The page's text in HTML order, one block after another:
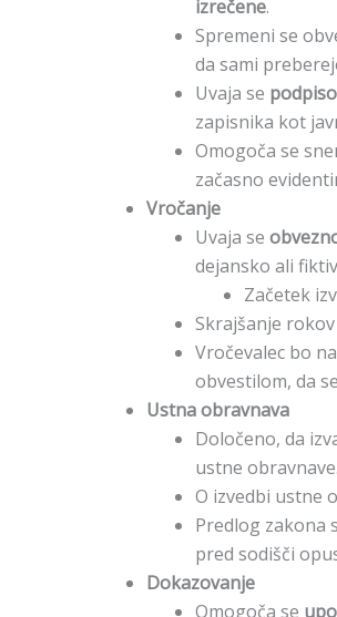
izrečene.
Spremeni se
da sami
Uvaja se
zapisnika kot
Omogoča se
začasno
Vročanje
Uvaja se
dejansko ali
Začetek
Skrajšanje
Vročevalec bo
obvestilom, da
Ustna obravnava
Določeno, da
ustne obravnave.
O izvedbi ustne
Predlog zakona
pred sodišči
Dokazovanje
Omogoča se